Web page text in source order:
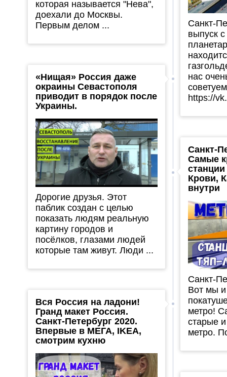
которая называется "Нева",
доехали до Москвы.
Первым делом ...
Санкт-
выпуск
нас
https://
«Нищая» Россия даже
окраины Севастополя
приводит в порядок после
Украины.
Дорогие друзья. Этот
паблик создан с целью
показать людям реальную
картину городов и
посёлков, глазами людей
которые там живут. Люди ...
Санкт-
Самые
Крови,
внутри
Санкт-
Вот мы
метро!
старые
метро.
Вся Россия на ладони!
Гранд макет Россия.
Санкт-Петербург 2020.
Впервые в МЕГА, IKEA,
смотрим кухню